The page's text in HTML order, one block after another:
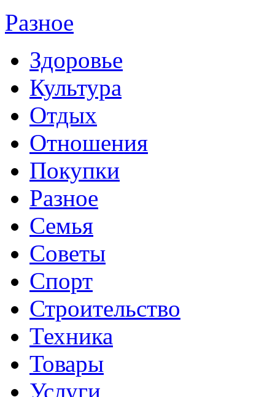
Разное
Здоровье
Культура
Отдых
Отношения
Покупки
Разное
Семья
Советы
Спорт
Строительство
Техника
Товары
Услуги